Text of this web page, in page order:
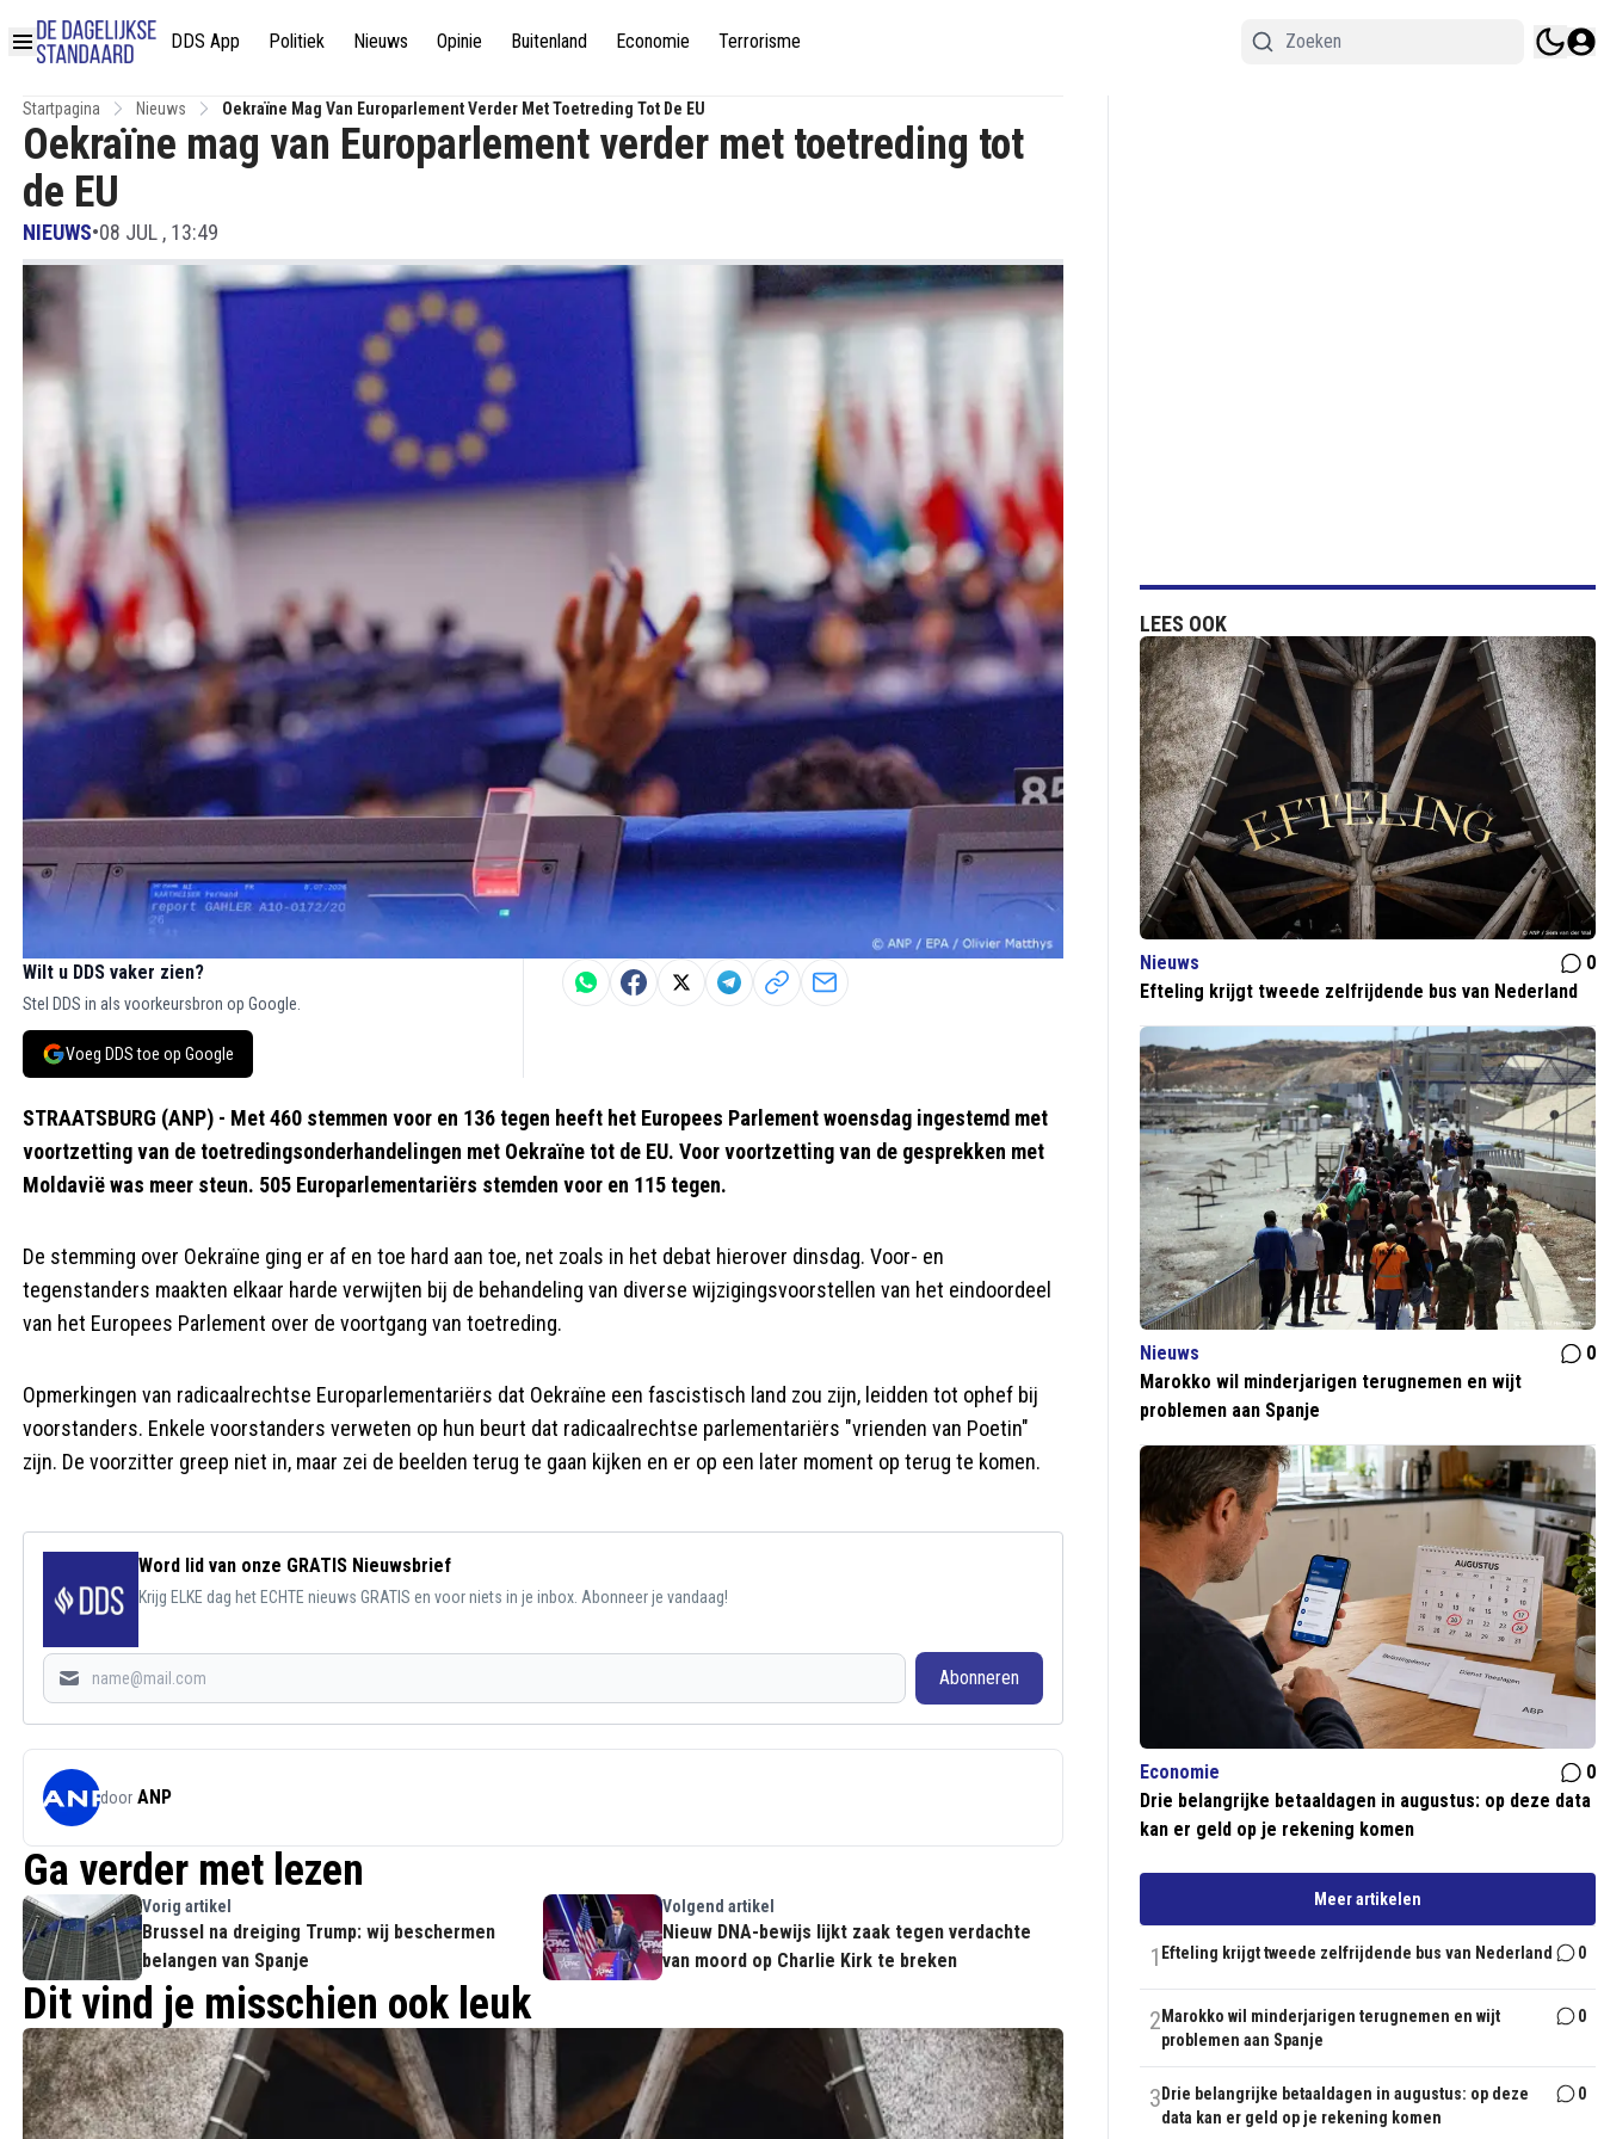
DDS App Politiek Nieuws Opinie Buitenland Economie Terrorisme
Startpagina Nieuws Oekraïne Mag Van Europarlement Verder Met Toetreding Tot De EU
Oekraïne mag van Europarlement verder met toetreding tot
de EU
NIEUWS•08 JUL , 13:49
Wilt u DDS vaker zien?
Stel DDS in als voorkeursbron op Google.
Voeg DDS toe op Google
STRAATSBURG (ANP) - Met 460 stemmen voor en 136 tegen heeft het Europees Parlement woensdag ingestemd met
voortzetting van de toetredingsonderhandelingen met Oekraïne tot de EU. Voor voortzetting van de gesprekken met
Moldavië was meer steun. 505 Europarlementariërs stemden voor en 115 tegen.
De stemming over Oekraïne ging er af en toe hard aan toe, net zoals in het debat hierover dinsdag. Voor- en
tegenstanders maakten elkaar harde verwijten bij de behandeling van diverse wijzigingsvoorstellen van het eindoordeel
van het Europees Parlement over de voortgang van toetreding.
Opmerkingen van radicaalrechtse Europarlementariërs dat Oekraïne een fascistisch land zou zijn, leidden tot ophef bij
voorstanders. Enkele voorstanders verweten op hun beurt dat radicaalrechtse parlementariërs "vrienden van Poetin"
zijn. De voorzitter greep niet in, maar zei de beelden terug te gaan kijken en er op een later moment op terug te komen.
Word lid van onze GRATIS Nieuwsbrief
Krijg ELKE dag het ECHTE nieuws GRATIS en voor niets in je inbox. Abonneer je vandaag!
Abonneren
door ANP
Ga verder met lezen
Vorig artikel
Brussel na dreiging Trump: wij beschermen
belangen van Spanje
Volgend artikel
Nieuw DNA-bewijs lijkt zaak tegen verdachte
van moord op Charlie Kirk te breken
Dit vind je misschien ook leuk
LEES OOK
Nieuws
0
Efteling krijgt tweede zelfrijdende bus van Nederland
Nieuws
0
Marokko wil minderjarigen terugnemen en wijt
problemen aan Spanje
Economie
0
Drie belangrijke betaaldagen in augustus: op deze data
kan er geld op je rekening komen
Meer artikelen
1 Efteling krijgt tweede zelfrijdende bus van Nederland 0
2 Marokko wil minderjarigen terugnemen en wijt
problemen aan Spanje
0
3 Drie belangrijke betaaldagen in augustus: op deze
data kan er geld op je rekening komen
0